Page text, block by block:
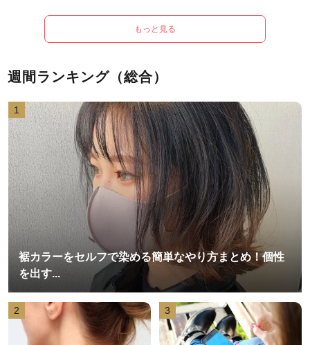
もっと見る
週間ランキング（総合）
1
裾カラーをセルフで染める簡単なやり方まとめ！個性
を出す...
2 3